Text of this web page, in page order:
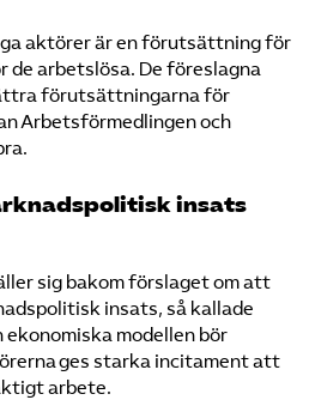
aktörer är en förutsättning för
arbetslösa. De föreslagna
förutsättningarna för
Arbetsförmedlingen och
insats
sig bakom förslaget om att
insats, så kallade
modellen bör
ges starka incitament att
arbete.